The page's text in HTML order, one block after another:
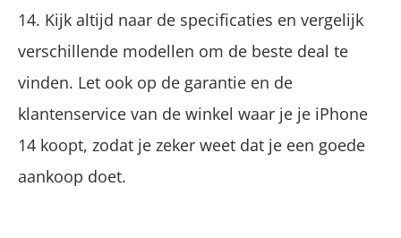
14. Kijk altijd naar de specificaties en vergelijk
verschillende modellen om de beste deal te
vinden. Let ook op de garantie en de
klantenservice van de winkel waar je je iPhone
14 koopt, zodat je zeker weet dat je een goede
aankoop doet.